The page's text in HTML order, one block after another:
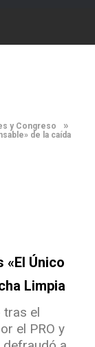
y Congreso »
de la caída
«el Único
Limpia
tras el
el PRO y